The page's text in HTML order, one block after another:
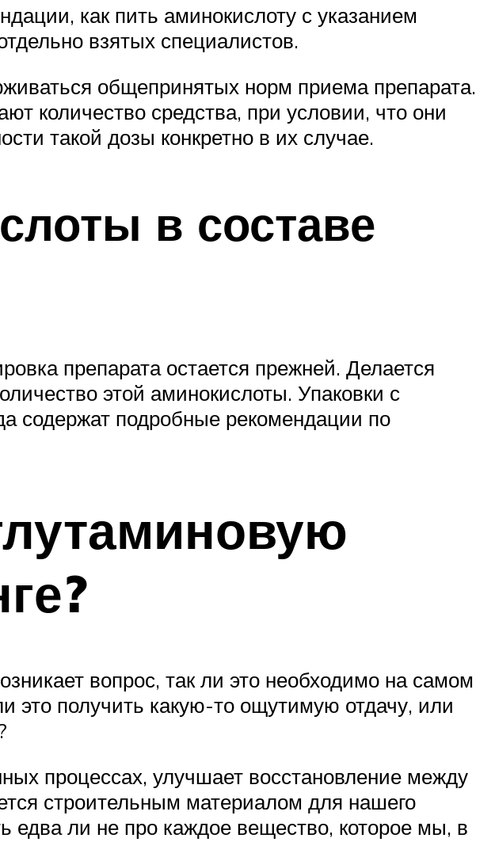
как пить аминокислоту с указанием
взятых специалистов.
общепринятых норм приема препарата.
количество средства, при условии, что они
такой дозы конкретно в их случае.
в составе
препарата остается прежней. Делается
этой аминокислоты. Упаковки с
содержат подробные рекомендации по
вопрос, так ли это необходимо на самом
это получить какую-то ощутимую отдачу, или
процессах, улучшает восстановление между
строительным материалом для нашего
едва ли не про каждое вещество, которое мы, в